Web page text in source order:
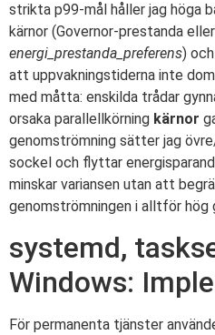
strikta p99-mål håller jag höga
kärnor (Governor-prestanda
energi_prestanda_preferens)
att uppvakningstiderna inte
med måtta: enskilda trådar
orsaka parallellkörning kärnor
genomströmning sätter jag
sockel och flyttar
minskar variansen utan att
genomströmningen i alltför hög
systemd,
Windows:
För permanenta tjänster